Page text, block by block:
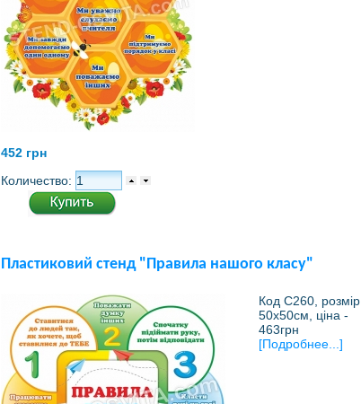
452 грн
Количество:
Пластиковий стенд "Правила нашого класу"
Код С260, розмір
50х50см, ціна -
463грн
[Подробнее...]